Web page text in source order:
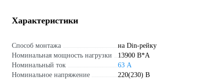
Характеристики
Способ монтажа
на Din-рейку
Номинальная мощность нагрузки
13900 В*А
Номинальный ток
63 А
Номинальное напряжение
220(230) В